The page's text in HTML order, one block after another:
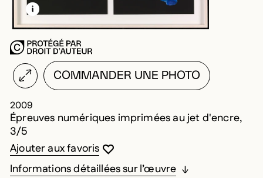
EN SAVOIR PLUS SUR CETTE IMAGE
OUVRIR LA MODALE
COMMANDER UNE PHOTO
2009
Épreuves numériques imprimées au jet d'encre,
3/5
Vous devez être connecté pour ajouter
Fermer la modale
Ouvrir la modale
Ajouter aux favoris
Informations détaillées sur l’œuvre